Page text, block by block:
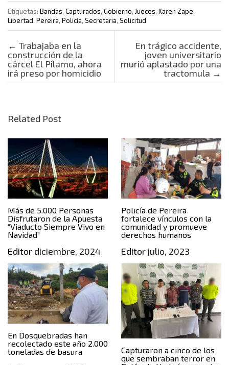
Etiquetas: Bandas, Capturados, Gobierno, Jueces, Karen Zape,
Libertad, Pereira, Policía, Secretaria, Solicitud
Post navigation
← Trabajaba en la
construcción de la
cárcel El Pílamo, ahora
irá preso por homicidio
En trágico accidente,
joven universitario
murió aplastado por una
tractomula →
Related Post
Más de 5.000 Personas
Disfrutaron de la Apuesta
“Viaducto Siempre Vivo en
Navidad”
Editor diciembre, 2024
Policía de Pereira
fortalece vínculos con la
comunidad y promueve
derechos humanos
Editorjulio, 2023
En Dosquebradas han
recolectado este año 2.000
toneladas de basura
Capturaron a cinco de los
que sembraban terror en